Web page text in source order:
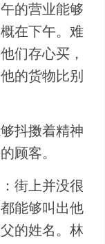
的营业能够
在下午。难
们存心买，
的货物比别
抖擞着精神
顾客。
街上并没很
能够叫出他
的姓名。林